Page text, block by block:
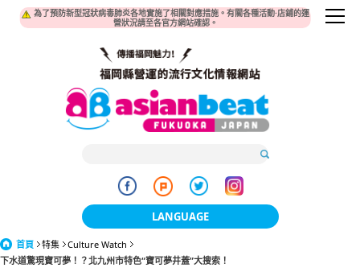
為了預防新型冠狀病毒肺炎各地實施了相關對應措施。有關各種活動·店鋪的運
營狀況請至各官方網站確認。
LANGUAGE
首頁 特集
Culture Watch
下水道驚現寶可夢！？北九州市特色“寶可夢井蓋”大搜索！